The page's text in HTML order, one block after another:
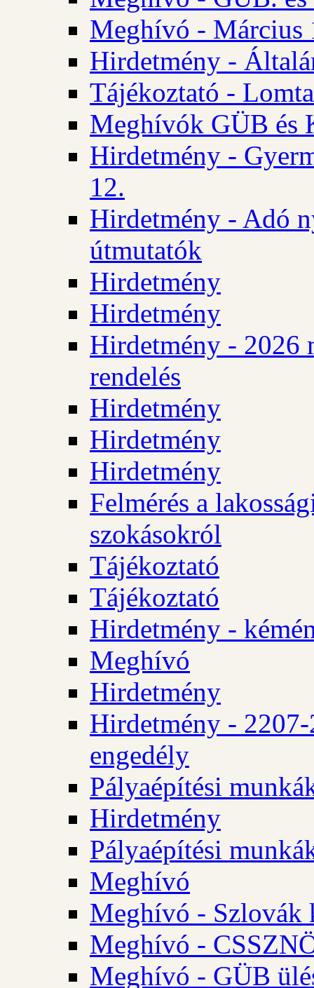
Meghívó - Március
Hirdetmény -
Tájékoztató -
Meghívók GÜB és
Hirdetmény -
12.
Hirdetmény - Adó
útmutatók
Hirdetmény
Hirdetmény
Hirdetmény - 2026
rendelés
Hirdetmény
Hirdetmény
Hirdetmény
Felmérés a
szokásokról
Tájékoztató
Tájékoztató
Hirdetmény -
Meghívó
Hirdetmény
Hirdetmény -
engedély
Pályaépítési
Hirdetmény
Pályaépítési
Meghívó
Meghívó - Szlovák
Meghívó -
Meghívó - GÜB